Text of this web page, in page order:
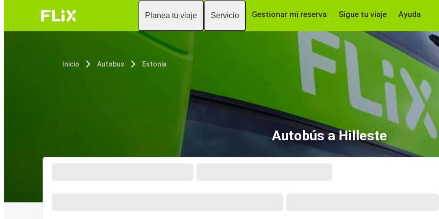
Planea tu viaje Servicio Gestionar mi reserva Sigue tu viaje Ayuda
Inicio Autobus Estonia
Autobús a Hilleste